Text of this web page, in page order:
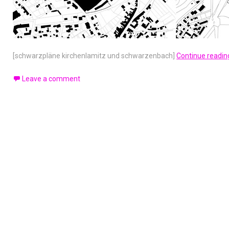
[schwarzpläne kirchenlamitz und schwarzenbach] Continue
Leave a comment